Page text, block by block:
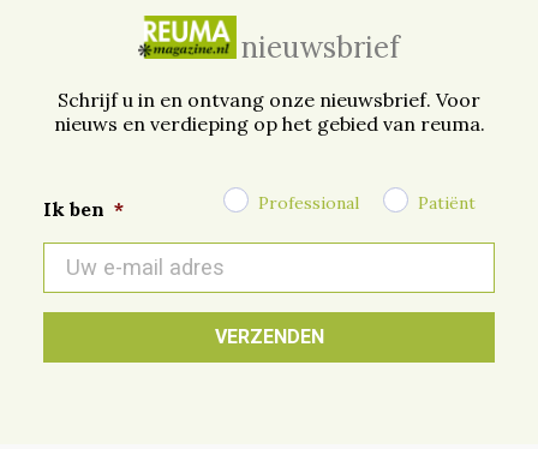
nieuwsbrief
Schrijf u in en ontvang onze nieuwsbrief. Voor
nieuws en verdieping op het gebied van reuma.
Ik ben * Professional Patiënt
mail
*